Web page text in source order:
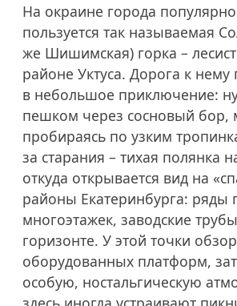
На окраине города
пользуется так называемая
же Шишимская) горка –
районе Уктуса. Дорога к нему
в небольшое приключение:
пешком через сосновый бор,
пробираясь по узким
за старания – тихая полянка
откуда открывается вид на
районы Екатеринбурга: ряды
многоэтажек, заводские
горизонте. У этой точки
оборудованных платформ,
особую, ностальгическую